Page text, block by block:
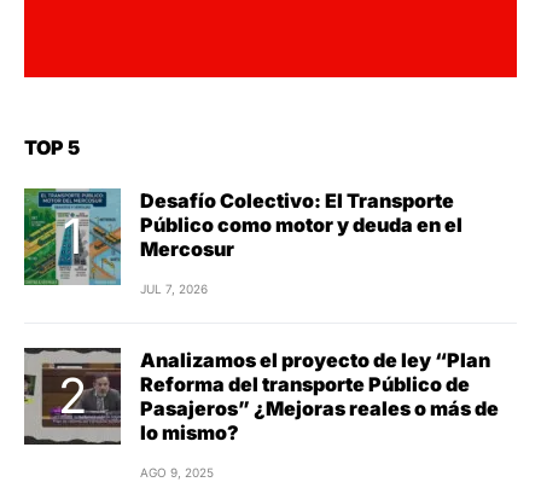
TOP 5
Desafío Colectivo: El Transporte
Público como motor y deuda en el
Mercosur
JUL 7, 2026
Analizamos el proyecto de ley “Plan
Reforma del transporte Público de
Pasajeros” ¿Mejoras reales o más de
lo mismo?
AGO 9, 2025